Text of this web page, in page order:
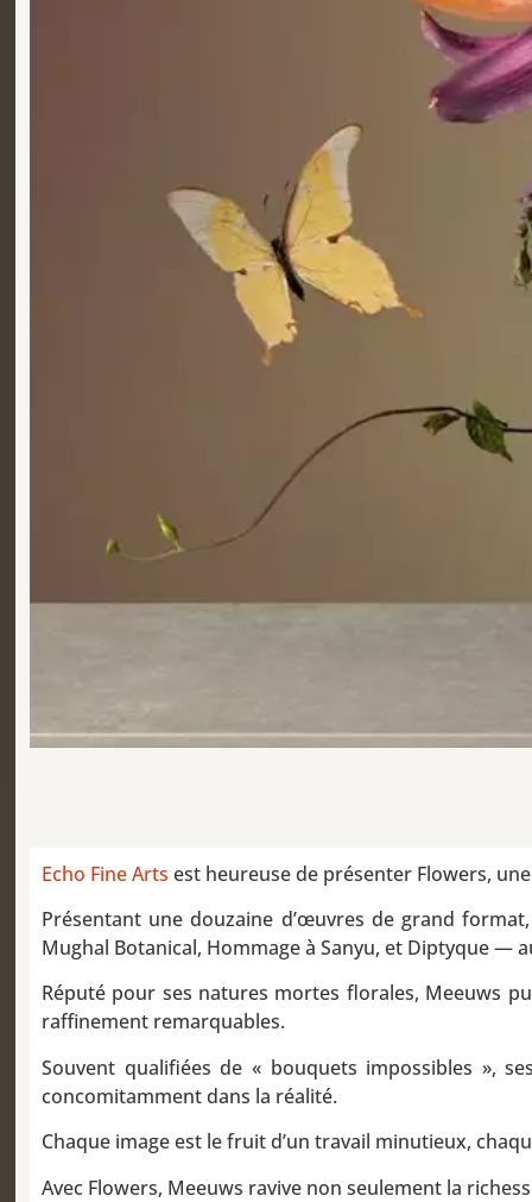
Echo Fine Arts est heureuse de présenter Flowers,
Présentant une douzaine d’œuvres de grand
Mughal Botanical, Hommage à Sanyu, et Diptyque —
Réputé pour ses natures mortes florales, Meeuws
raffinement remarquables.
Souvent qualifiées de « bouquets impossibles »,
concomitamment dans la réalité.
Chaque image est le fruit d’un travail minutieux,
Avec Flowers, Meeuws ravive non seulement la